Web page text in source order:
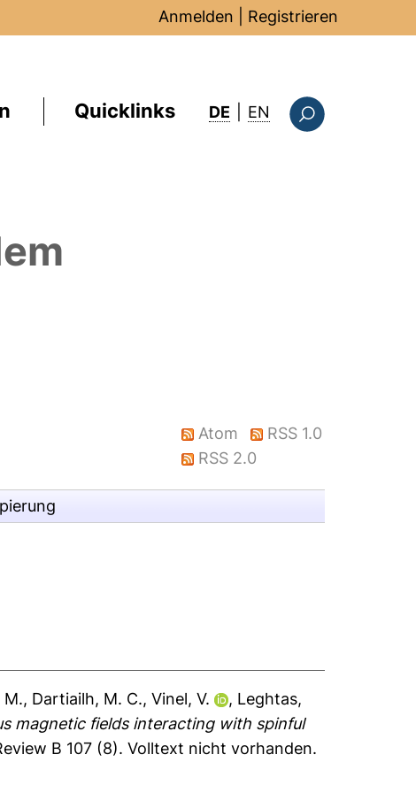
Anmelden Registrieren
Quicklinks DE EN : this page in
Atom
RSS 1.0
RSS 2.0
M., Dartiailh, M. C.,Vinel, V. , Leghtas,
magnetic fields interacting with spinful
B 107 (8).Volltext nicht vorhanden.